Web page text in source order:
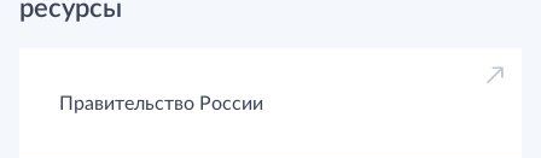
ресурсы
Правительство России